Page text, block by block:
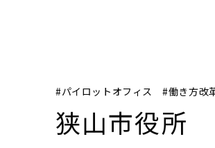
#パイロットオフィス #働き方改
狭山市役所